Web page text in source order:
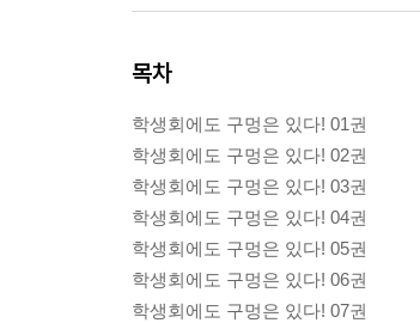
목차
학생회에도 구멍은 있다! 01권
학생회에도 구멍은 있다! 02권
학생회에도 구멍은 있다! 03권
학생회에도 구멍은 있다! 04권
학생회에도 구멍은 있다! 05권
학생회에도 구멍은 있다! 06권
학생회에도 구멍은 있다! 07권